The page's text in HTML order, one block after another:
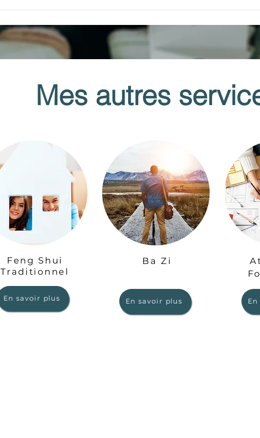
Mes autres
Feng Shui
Traditionnel
En savoir plus
Ba Zi
En savoir plus